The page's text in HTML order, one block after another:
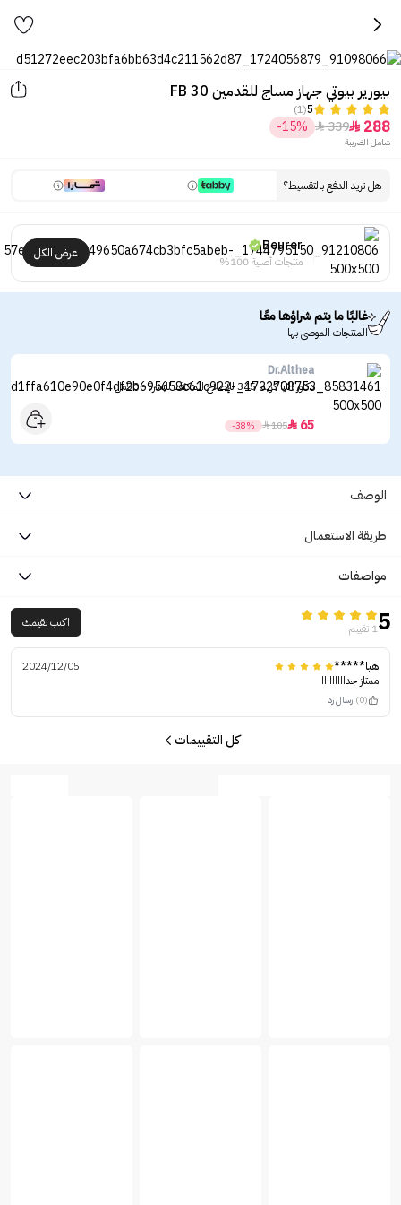
بيورير بيوتي جهاز مساج للقدمين FB 30
5
(1)
288

339

-15%
شامل الضريبة
هل تريد الدفع بالتقسيط؟
Beurer
منتجات أصلية 100%
عرض الكل
غالبًا ما يتم شراؤها معًا
المنتجات الموصى بها
Dr.Althea
دكتور الثيا كريم 345 للإصلاح المكثف للبشرة - 50مل
65

105

-38%
الوصف
طريقة الاستعمال
مواصفات
51 تقييم اكتب تقيمك
هيا*****
2024/12/05
ممتاز جدااااااااا
(0) ارسال رد
كل التقييمات